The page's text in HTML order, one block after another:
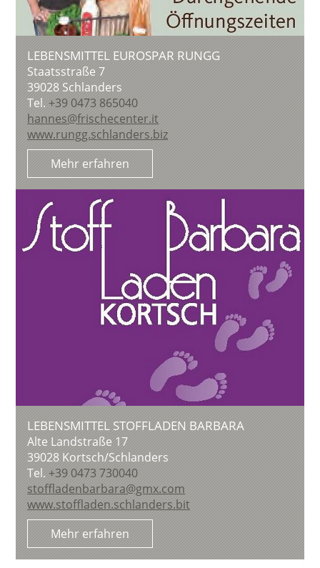
LEBENSMITTEL EUROSPAR RUNGG
Staatsstraße 7
39028Schlanders
Tel.+39 0473 865040
hannes@frischecenter.it
www.rungg.schlanders.biz
Mehr erfahren
LEBENSMITTEL STOFFLADEN BARBARA
Alte Landstraße 17
39028 Kortsch/Schlanders
Tel.+39 0473 730040
stoffladenbarbara@gmx.com
www.stoffladen.schlanders.bit
Mehr erfahren